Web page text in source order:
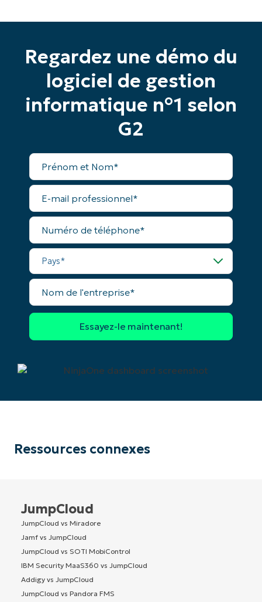
Regardez une démo du
logiciel de gestion
informatique n°1 selon
G2
Prénom
Nom*
E-
mail
professionnel*
Numéro
téléphone*
Pays*
Nom
l'entreprise*
Ressources connexes
JumpCloud
JumpCloud vs Miradore
Jamf vs JumpCloud
JumpCloud vs SOTI MobiControl
IBM Security MaaS360 vs JumpCloud
Addigy vs JumpCloud
JumpCloud vs Pandora FMS
Commencez votre essai de 14 jours
toutes les fonctionnalités.
Prénom
Nom*
Business
email*
Phone
number*
Pays
Company